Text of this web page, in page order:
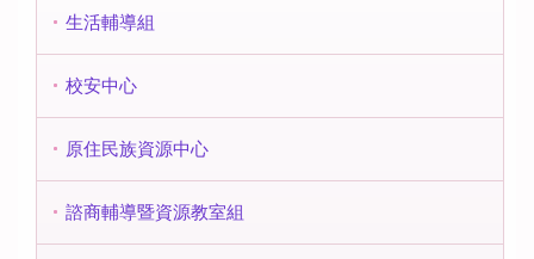
生活輔導組
校安中心
原住民族資源中心
諮商輔導暨資源教室組